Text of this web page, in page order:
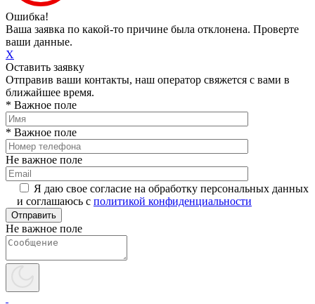
Ошибка!
Ваша заявка по какой-то причине была отклонена. Проверте
ваши данные.
X
Оставить заявку
Отправив ваши контакты, наш оператор свяжется с вами в
ближайшее время.
* Важное поле
* Важное поле
Не важное поле
Я даю свое согласие на обработку персональных данных
и соглашаюсь с политикой конфиденциальности
Не важное поле